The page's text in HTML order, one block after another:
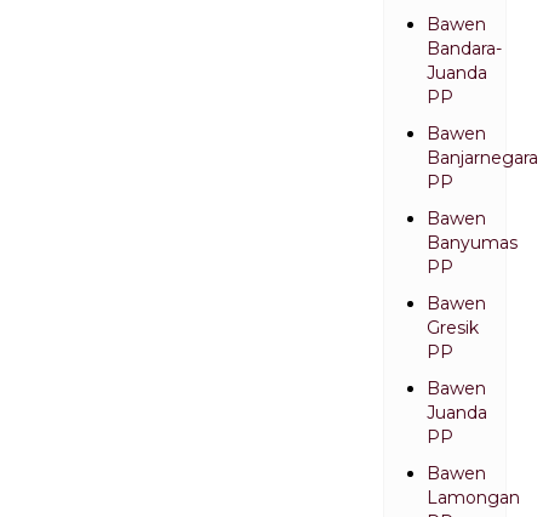
Bawen
Bandara-
Juanda
PP
Bawen
Banjarnegara
PP
Bawen
Banyumas
PP
Bawen
Gresik
PP
Bawen
Juanda
PP
Bawen
Lamongan